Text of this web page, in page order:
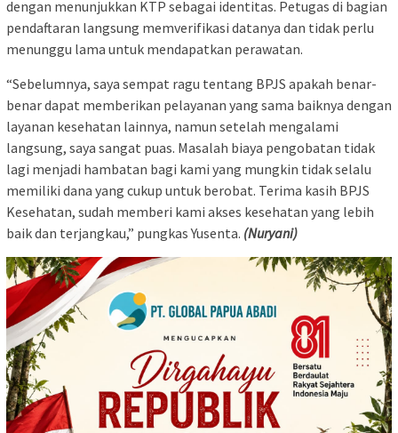
dengan menunjukkan KTP sebagai identitas. Petugas di bagian
pendaftaran langsung memverifikasi datanya dan tidak perlu
menunggu lama untuk mendapatkan perawatan.
“Sebelumnya, saya sempat ragu tentang BPJS apakah benar-
benar dapat memberikan pelayanan yang sama baiknya dengan
layanan kesehatan lainnya, namun setelah mengalami
langsung, saya sangat puas. Masalah biaya pengobatan tidak
lagi menjadi hambatan bagi kami yang mungkin tidak selalu
memiliki dana yang cukup untuk berobat. Terima kasih BPJS
Kesehatan, sudah memberi kami akses kesehatan yang lebih
baik dan terjangkau,” pungkas Yusenta. (Nuryani)